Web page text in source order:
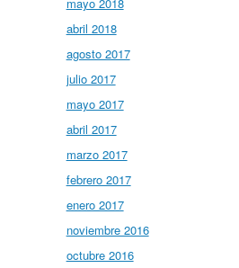
abril 2018
agosto 2017
julio 2017
mayo 2017
abril 2017
marzo 2017
febrero 2017
enero 2017
noviembre 2016
octubre 2016